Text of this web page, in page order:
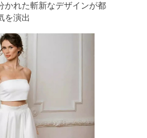
かれた斬新なデザインが都
を演出